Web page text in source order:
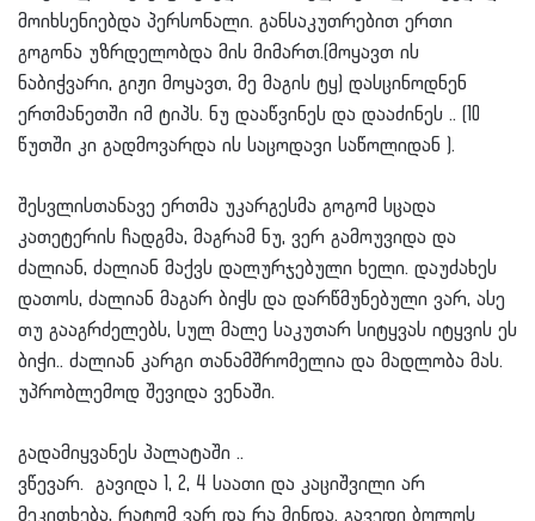
მოიხსენიებდა პერსონალი. განსაკუთრებით ერთი
გოგონა უზრდელობდა მის მიმართ.(მოყავთ ის
ნაბიჭვარი, გიჟი მოყავთ, მე მაგის ტყ) დასცინოდნენ
ერთმანეთში იმ ტიპს. ნუ დააწვინეს და დააძინეს .. (10
წუთში კი გადმოვარდა ის საცოდავი საწოლიდან ).
შესვლისთანავე ერთმა უკარგესმა გოგომ სცადა
კათეტერის ჩადგმა, მაგრამ ნუ, ვერ გამოუვიდა და
ძალიან, ძალიან მაქვს დალურჯებული ხელი. დაუძახეს
დათოს, ძალიან მაგარ ბიჭს და დარწმუნებული ვარ, ასე
თუ გააგრძელებს, სულ მალე საკუთარ სიტყვას იტყვის ეს
ბიჭი.. ძალიან კარგი თანამშრომელია და მადლობა მას.
უპრობლემოდ შევიდა ვენაში.
გადამიყვანეს პალატაში ..
ვწევარ. გავიდა 1, 2, 4 საათი და კაციშვილი არ
მეკითხება, რატომ ვარ და რა მინდა. გავედი ბოლოს